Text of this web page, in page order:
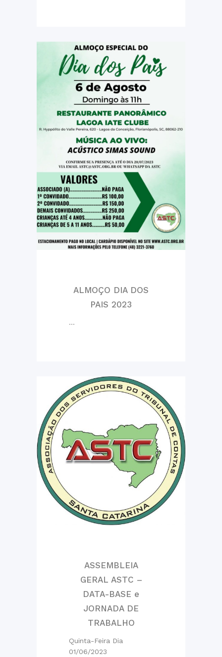
ALMOÇO DIA DOS
PAIS 2023
...
ASSEMBLEIA
GERAL ASTC –
DATA-BASE e
JORNADA DE
TRABALHO
Quinta-Feira Dia
01/06/2023